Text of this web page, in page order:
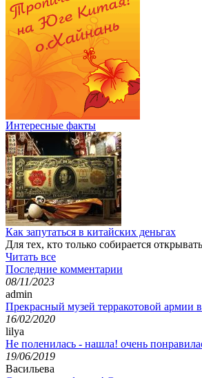
Интересные факты
Как запутаться в китайских деньгах
Для тех, кто только собирается
Читать все
Последние комментарии
08/11/2023
admin
Прекрасный музей терракотовой армии
16/02/2020
lilya
Не поленилась - нашла! очень
19/06/2019
Васильева